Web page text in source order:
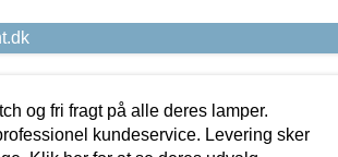
og fri fragt på alle deres lamper.
kundeservice. Levering sker